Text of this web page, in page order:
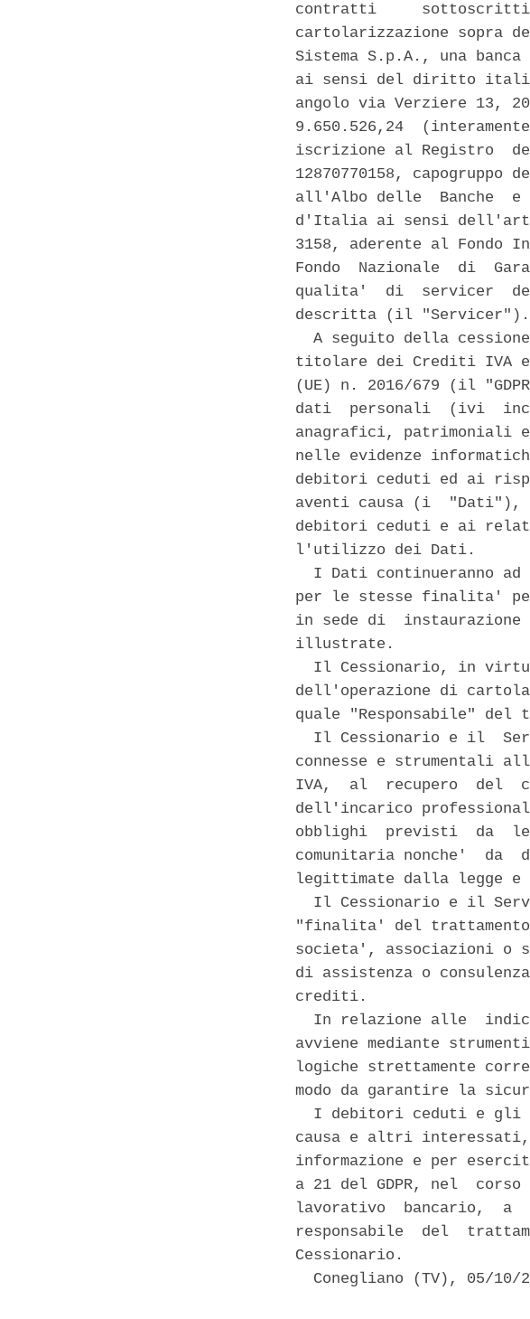
contratti
cartolarizzazione sopra
Sistema S.p.A., una
ai sensi del diritto
angolo via Verziere 13,
9.650.526,24
iscrizione al Registro
12870770158,
all'Albo delle  Banche  e
d'Italia ai sensi
3158, aderente al
Fondo  Nazionale  di
qualita'  di  servicer
descritta (il "Servicer").
A seguito della
titolare dei Crediti IVA e,
(UE) n. 2016/679 (il
dati  personali  (ivi
anagrafici, patrimoniali
nelle evidenze
debitori ceduti ed ai
aventi causa (i
debitori ceduti e ai
l'utilizzo dei Dati.
I Dati continueranno ad
per le stesse finalita'
in sede di
illustrate.
Il Cessionario, in
dell'operazione di
quale "Responsabile" del
Il Cessionario e il
connesse e strumentali
IVA,  al  recupero  del
dell'incarico
obblighi  previsti  da
comunitaria nonche'  da
legittimate dalla legge
Il Cessionario e il
"finalita' del
societa', associazioni o
di assistenza o
crediti.
In relazione alle
avviene mediante
logiche strettamente
modo da garantire la
I debitori ceduti e gli
causa e altri
informazione e per
a 21 del GDPR, nel
lavorativo  bancario,  a
responsabile  del
Cessionario.
Conegliano (TV), 05/10/